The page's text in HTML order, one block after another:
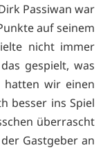
Passiwan war
auf seinem
nicht immer
gespielt, was
wir einen
besser ins Spiel
überrascht
Gastgeber an